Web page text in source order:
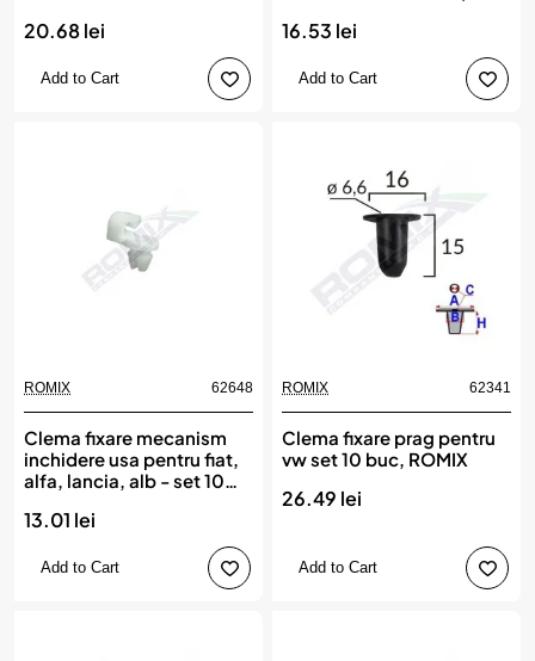
20.68 lei
Add to Cart
16.53 lei
Add to Cart
ROMIX 62648
Clema fixare mecanism
inchidere usa pentru fiat,
alfa, lancia, alb - set 10
13.01 lei
Add to Cart
ROMIX 62341
Clema fixare prag pentru
vw set 10 buc, ROMIX
26.49 lei
Add to Cart